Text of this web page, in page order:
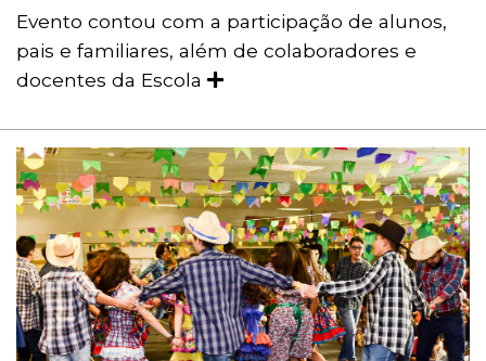
Evento contou com a participação de alunos,
pais e familiares, além de colaboradores e
docentes da Escola